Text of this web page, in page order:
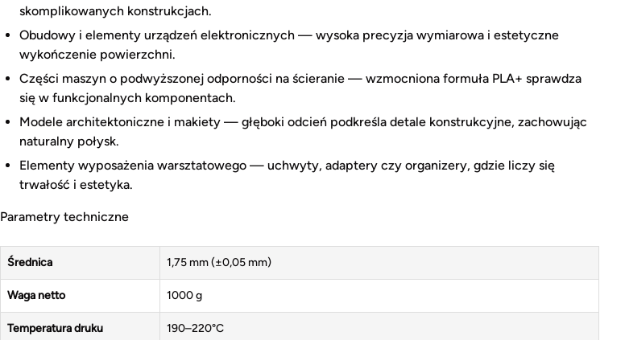
skomplikowanych konstrukcjach.
Obudowy i elementy urządzeń elektronicznych — wysoka precyzja wymiarowa i estetyczne
wykończenie powierzchni.
Części maszyn o podwyższonej odporności na ścieranie — wzmocniona formuła PLA+ sprawdza
się w funkcjonalnych komponentach.
Modele architektoniczne i makiety — głęboki odcień podkreśla detale konstrukcyjne, zachowując
naturalny połysk.
Elementy wyposażenia warsztatowego — uchwyty, adaptery czy organizery, gdzie liczy się
trwałość i estetyka.
Parametry techniczne
Średnica 1,75 mm (±0,05 mm)
Waga netto 1000 g
Temperatura druku 190–220°C